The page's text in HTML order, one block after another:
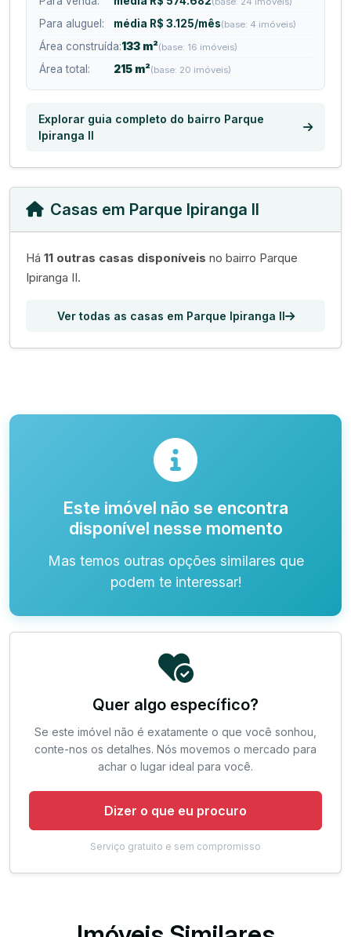
Para aluguel: média R$ 3.125/mês(base: 4 imóveis)
Área construída:133 m²(base: 16 imóveis)
Área total: 215 m²(base: 20 imóveis)
Explorar guia completo do bairro Parque
Ipiranga II
Casas em Parque Ipiranga II
Há 11 outras casas disponíveis no bairro Parque
Ipiranga II.
Ver todas as casas em Parque Ipiranga II
Este imóvel não se encontra
disponível nesse momento
Mas temos outras opções similares que
podem te interessar!
Quer algo específico?
Se este imóvel não é exatamente o que você sonhou,
conte-nos os detalhes. Nós movemos o mercado para
achar o lugar ideal para você.
Dizer o que eu procuro
Serviço gratuito e sem compromisso